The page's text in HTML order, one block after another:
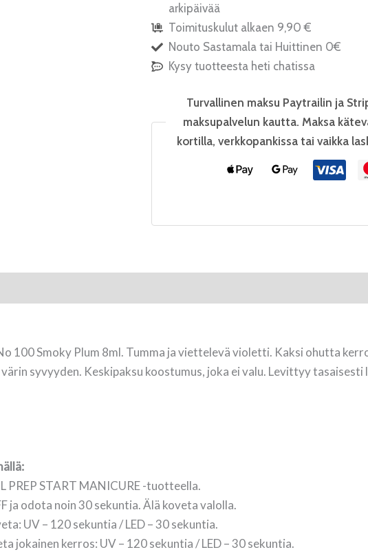
arkipäivää
Toimituskulut alkaen 9,90 €
Nouto Sastamala tai Huittinen 0€
Kysy tuotteesta heti chatissa
Turvallinen maksu Paytrailin ja
maksupalvelun kautta. Maksa
kortilla, verkkopankissa tai vaikka
100 Smoky Plum 8ml. Tumma ja viettelevä violetti. Kaksi ohutta
syvyyden. Keskipaksu koostumus, joka ei valu. Levittyy
PREP START MANICURE -tuotteella.
ja odota noin 30 sekuntia. Älä koveta valolla.
UV – 120 sekuntia / LED – 30 sekuntia.
jokainen kerros: UV – 120 sekuntia / LED – 30 sekuntia.